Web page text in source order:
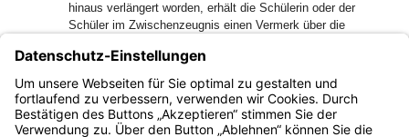
hinaus verlängert worden, erhält die Schülerin oder der
Schüler im Zwischenzeugnis einen Vermerk über die
(4) Endet nach bestandener Probezeit das Schulverhältnis,
finden bei einem Wiedereintritt auch die Abs. 1 bis 3 erneut
Anwendung.